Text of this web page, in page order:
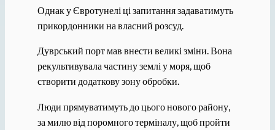
Однак у Євротунелі ці запитання задаватимуть
прикордонники на власний розсуд.
Дуврський порт мав внести великі зміни. Вона
рекультивувала частину землі у моря, щоб
створити додаткову зону обробки.
Люди прямуватимуть до цього нового району,
за милю від поромного терміналу, щоб пройти